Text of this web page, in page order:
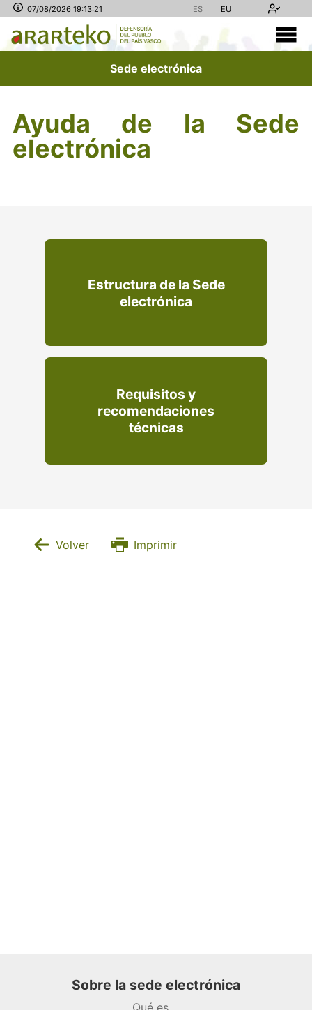
07/08/2026 19:13:21 ES EU
Sede electrónica
Ayuda de la Sede
electrónica
Estructura de la Sede
electrónica
Requisitos y
recomendaciones
técnicas
Volver Imprimir
Sobre la sede electrónica